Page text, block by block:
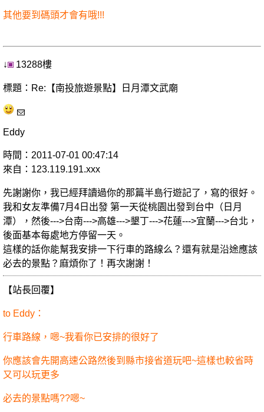
其他要到碼頭才會有哦!!!
↓ 13288樓
標題：Re:【南投旅遊景點】日月潭文武廟
Eddy
時間：2011-07-01 00:47:14
來自：123.119.191.xxx
先謝謝你，我已經拜讀過你的那篇半島行遊記了，寫的很好。
我和女友準備7月4日出發 第一天從桃園出發到台中（日月
潭），然後--->台南--->高雄--->墾丁--->花蓮--->宜蘭--->台北，
後面基本每處地方停留一天。
這樣的話你能幫我安排一下行車的路線么？還有就是沿途應該
必去的景點？麻煩你了！再次謝謝！
【站長回覆】
to Eddy：
行車路線，嗯~我看你已安排的很好了
你應該會先開高速公路然後到縣市接省道玩吧~這樣也較省時
又可以玩更多
必去的景點嗎??嗯~